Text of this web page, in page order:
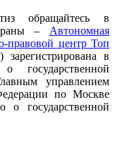
обращайтесь в
– Автономная
правовой центр Топ
в
государственной
управлением
по Москве
о государственной